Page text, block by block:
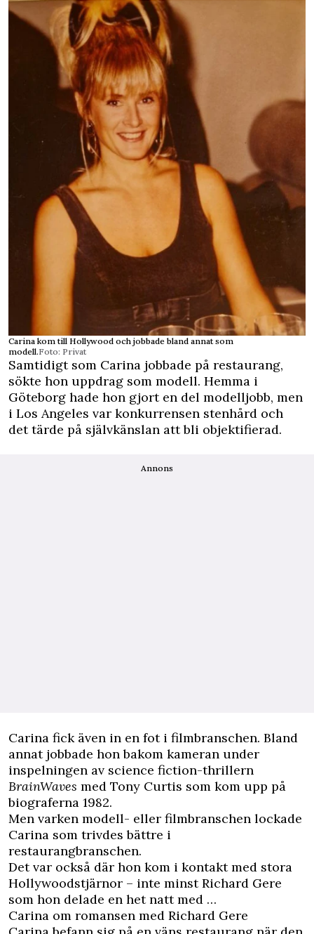
Carina kom till Hollywood och jobbade bland annat som
modell.Foto: Privat
Samtidigt som Carina jobbade på restaurang,
sökte hon uppdrag som modell. Hemma i
Göteborg hade hon gjort en del modelljobb, men
i Los Angeles var konkurrensen stenhård och
det tärde på självkänslan att bli objektifierad.
Annons
Carina fick även in en fot i filmbranschen. Bland
annat jobbade hon bakom kameran under
inspelningen av science fiction-thrillern
BrainWaves med Tony Curtis som kom upp på
biograferna 1982.
Men varken modell- eller filmbranschen lockade
Carina som trivdes bättre i
restaurangbranschen.
Det var också där hon kom i kontakt med stora
Hollywoodstjärnor – inte minst Richard Gere
som hon delade en het natt med …
Carina om romansen med Richard Gere